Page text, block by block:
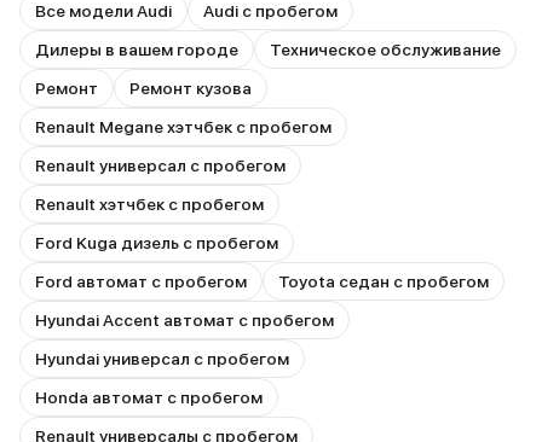
Все модели Audi
Audi с пробегом
Дилеры в вашем городе
Техническое обслуживание
Ремонт
Ремонт кузова
Renault Megane хэтчбек с пробегом
Renault универсал с пробегом
Renault хэтчбек с пробегом
Ford Kuga дизель с пробегом
Ford автомат с пробегом
Toyota седан с пробегом
Hyundai Accent автомат с пробегом
Hyundai универсал с пробегом
Honda автомат с пробегом
Renault универсалы с пробегом